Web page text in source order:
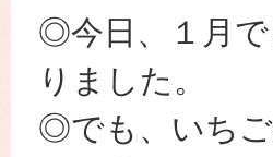
◎今日、１月
りました。
◎でも、いち